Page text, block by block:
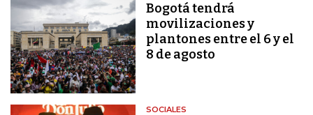
Bogotá tendrá
movilizaciones y
plantones entre el 6 y el
8 de agosto
SOCIALES